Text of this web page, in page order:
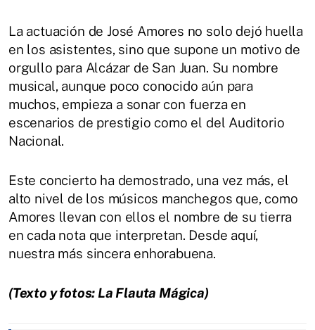
La actuación de José Amores no solo dejó huella
en los asistentes, sino que supone un motivo de
orgullo para Alcázar de San Juan. Su nombre
musical, aunque poco conocido aún para
muchos, empieza a sonar con fuerza en
escenarios de prestigio como el del Auditorio
Nacional.
Este concierto ha demostrado, una vez más, el
alto nivel de los músicos manchegos que, como
Amores llevan con ellos el nombre de su tierra
en cada nota que interpretan. Desde aquí,
nuestra más sincera enhorabuena.
(Texto y fotos: La Flauta Mágica)